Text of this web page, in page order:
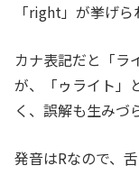
「right」が挙げら
カナ表記だと「ラ
が、「ゥライト」
く、誤解も生みづ
発音はRなので、